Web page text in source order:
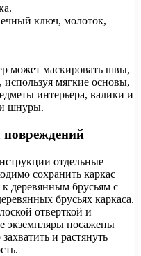
ключ, молоток,
может маскировать швы,
мягкие основы,
интерьера, валики и
шнуры.
отдельные
сохранить каркас
деревянным брусьям с
брусьях каркаса.
отверткой и
экземпляры посажены
и растянуть